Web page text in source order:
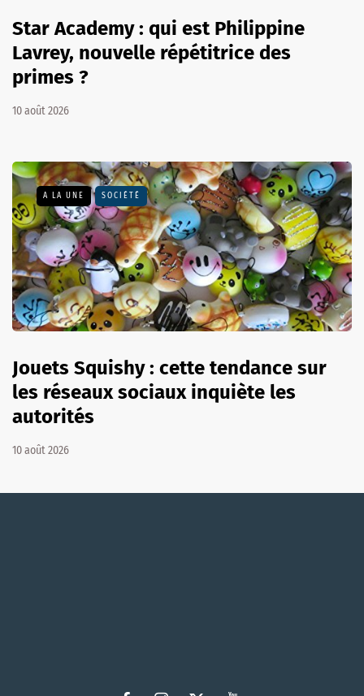
Star Academy : qui est Philippine
Lavrey, nouvelle répétitrice des
primes ?
10 août 2026
A LA UNE SOCIÉTÉ
Jouets Squishy : cette tendance sur
les réseaux sociaux inquiète les
autorités
10 août 2026